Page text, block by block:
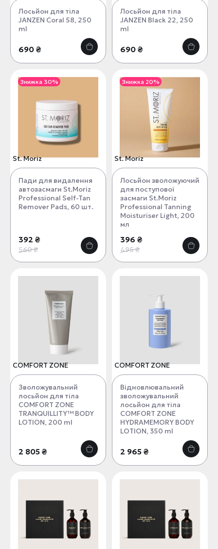
Лосьйон для тіла
JANZEN Coral 58, 250
ml
690 ₴
Лосьйон для тіла
JANZEN Black 22, 250
ml
690 ₴
Знижка 30%
St. Moriz
Пади для видалення
автозасмаги St.Moriz
Professional Self-Tan
Remover Pads, 60 шт.
392 ₴
560 ₴
Знижка 20%
St. Moriz
Лосьйон зволожуючий
для поступової
засмаги St.Moriz
Professional Tanning
Moisturiser Light, 200
мл
396 ₴
495 ₴
COMFORT ZONE
Зволожувальний
лосьйон для тіла
COMFORT ZONE
TRANQUILLITY™ BODY
LOTION, 200 ml
2 805 ₴
COMFORT ZONE
Відновлювальний
зволожувальний
лосьйон для тіла
COMFORT ZONE
HYDRAMEMORY BODY
LOTION, 350 ml
2 965 ₴